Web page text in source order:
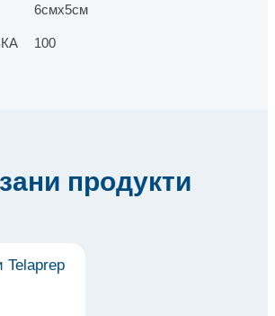
6смх5см
100
продукти